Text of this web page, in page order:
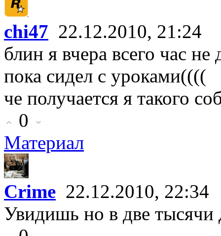
chi47 22.12.2010, 21:24
блин я вчера всего час
пока сидел с уроками((((
че получается я такого
0
Материал
Crime 22.12.2010, 22:34
Увидишь но в две тысячи